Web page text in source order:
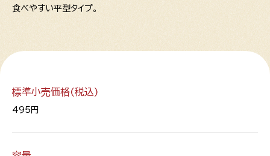
食べやすい平型タイプ。
標準小売価格(税込)
495円